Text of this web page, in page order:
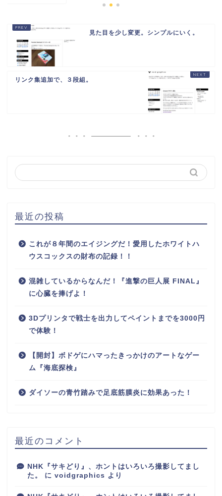
見た目を少し変更。シンプルにいく。
リンク集追加で、３段組。
最近の投稿
これが８年間のエイジングだ！愛用したホワイトハ
ウスコックスの財布の記録！！
混雑しているからなんだ！『進撃の巨人展 FINAL』
に心臓を捧げよ！
3Dプリンタで戦士を出力してペイントまでを3000円
で体験！
【開封】ボドゲにハマったきっかけのアートなゲー
ム『海底探検』
ダイソーの青竹踏みで足底筋膜炎に効果あった！
最近のコメント
NHK『サキどり』、ホントはいろいろ撮影してまし
た。
に voidgraphics より